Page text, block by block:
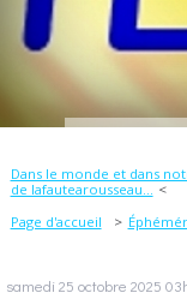
Dans le monde et dans
de lafautearousseau...
Page d'accueil
samedi 25 octobre 2025